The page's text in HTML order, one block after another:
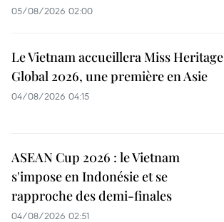
05/08/2026 02:00
Le Vietnam accueillera Miss Heritage
Global 2026, une première en Asie
04/08/2026 04:15
ASEAN Cup 2026 : le Vietnam
s'impose en Indonésie et se
rapproche des demi-finales
04/08/2026 02:51